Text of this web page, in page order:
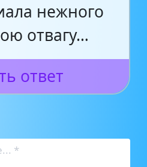
нежного
отвагу…
ответ